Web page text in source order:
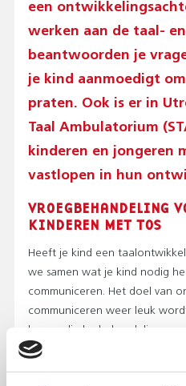
een
werken aan de taal-
beantwoorden je
je kind aanmoedigt
praten. Ook is er in
Taal Ambulatorium
kinderen en jongeren
vastlopen in hun
VROEGBEHANDELING
KINDEREN MET TOS
Heeft je kind een
we samen wat je kind nodig
communiceren. Het doel van
communiceren weer leuk
logopedische behandeling en
in een groep jouw kind kan
vroegbehandeling voor